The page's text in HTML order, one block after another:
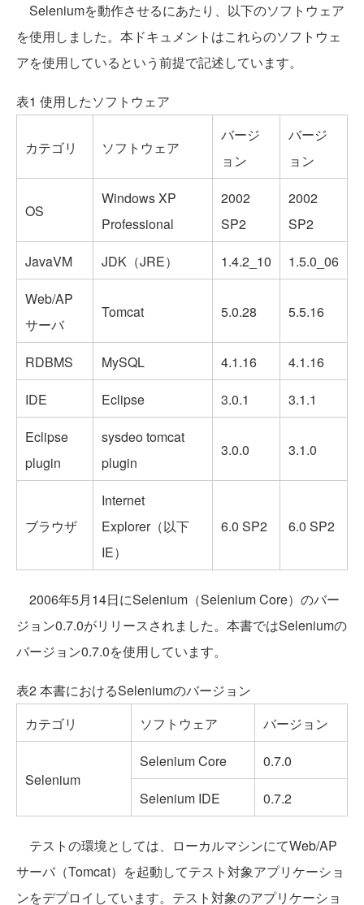
Seleniumを動作させるにあたり、以下のソフトウェア
を使用しました。本ドキュメントはこれらのソフトウェ
アを使用しているという前提で記述しています。
表1 使用したソフトウェア
カテゴリ ソフトウェア
バージ
ョン
バージ
ョン
OS
Windows XP
Professional
2002
SP2
2002
SP2
JavaVM
JDK（JRE） 1.4.2_10
1.5.0_06
Web/AP
サーバ
Tomcat 5.0.28 5.5.16
RDBMS MySQL 4.1.16
4.1.16
IDE
Eclipse 3.0.1
3.1.1
Eclipse
plugin
sysdeo tomcat
plugin
3.0.0 3.1.0
ブラウザ
Internet
Explorer（以下
IE）
6.0 SP2 6.0 SP2
2006年5月14日にSelenium（Selenium Core）のバー
ジョン0.7.0がリリースされました。本書ではSeleniumの
バージョン0.7.0を使用しています。
表2 本書におけるSeleniumのバージョン
カテゴリ
ソフトウェア バージョン
Selenium
Selenium Core
0.7.0
Selenium IDE
0.7.2
テストの環境としては、ローカルマシンにてWeb/AP
サーバ（Tomcat）を起動してテスト対象アプリケーショ
ンをデプロイしています。テスト対象のアプリケーショ